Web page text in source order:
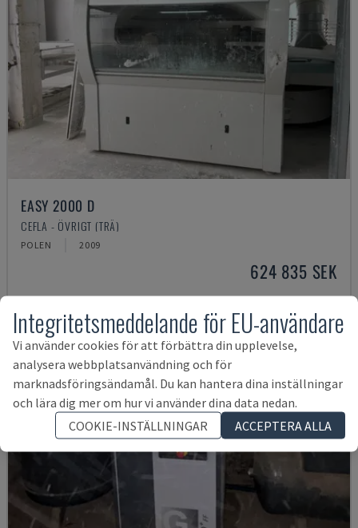
EASY 2000 D
CEFLA - ÖVRIGT (TRÄ)
POLEN 2009
624 835 SEK
Integritetsmeddelande för EU-användare
Vi använder cookies för att förbättra din upplevelse,
analysera webbplatsanvändning och för
marknadsföringsändamål. Du kan hantera dina inställningar
och lära dig mer om hur vi använder dina data nedan.
COOKIE-INSTÄLLNINGAR
ACCEPTERA ALLA